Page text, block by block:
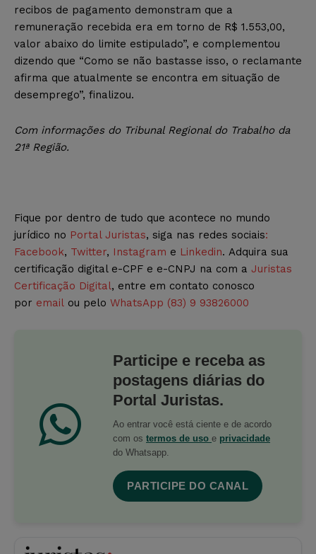
recibos de pagamento demonstram que a
remuneração recebida era em torno de R$ 1.553,00,
valor abaixo do limite estipulado”, e complementou
dizendo que “Como se não bastasse isso, o reclamante
afirma que atualmente se encontra em situação de
desemprego”, finalizou.
Com informações do Tribunal Regional do Trabalho da
21ª Região.
Fique por dentro de tudo que acontece no mundo
jurídico no Portal Juristas, siga nas redes sociais:
Facebook, Twitter, Instagram e Linkedin. Adquira sua
certificação digital e-CPF e e-CNPJ na com a Juristas
Certificação Digital, entre em contato conosco
por email ou pelo WhatsApp (83) 9 93826000
Participe e receba as
postagens diárias do
Portal Juristas.
Ao entrar você está ciente e de acordo
com os termos de uso e privacidade
do Whatsapp.
PARTICIPE DO CANAL